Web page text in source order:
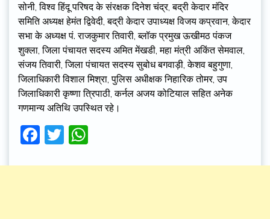
सोनी, विश्व हिंदू परिषद के संरक्षक दिनेश चंद्र, बद्री केदार मंदिर
समिति अध्यक्ष हेमंत द्विवेदी, बद्री केदार उपाध्यक्ष विजय कप्रवान, केदार
सभा के अध्यक्ष पं. राजकुमार तिवारी, ब्लॉक प्रमुख ऊखीमठ पंकज
शुक्ला, जिला पंचायत सदस्य अमित मेंखडी, महा मंत्री अकिंत सेमवाल,
संजय तिवारी, जिला पंचायत सदस्य सुबोध बगवाड़ी, केशव बहुगुणा,
जिलाधिकारी विशाल मिश्रा, पुलिस अधीक्षक निहारिक तोमर, उप
जिलाधिकारी कृष्णा त्रिपाठी, कर्नल अजय कोटियाल सहित अनेक
गणमान्य अतिथि उपस्थित रहे।
Facebook
Twitter